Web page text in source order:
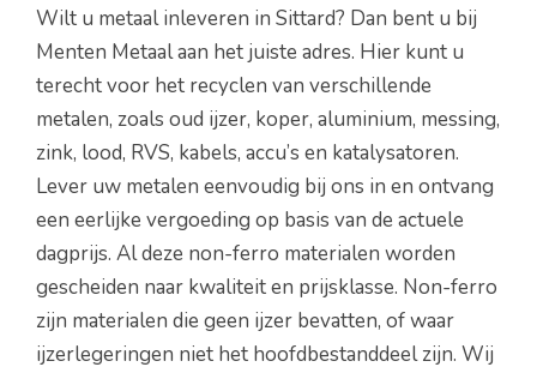
Wilt u metaal inleveren in Sittard? Dan bent u bij
Menten Metaal aan het juiste adres. Hier kunt u
terecht voor het recyclen van verschillende
metalen, zoals oud ijzer, koper, aluminium, messing,
zink, lood, RVS, kabels, accu’s en katalysatoren.
Lever uw metalen eenvoudig bij ons in en ontvang
een eerlijke vergoeding op basis van de actuele
dagprijs. Al deze non-ferro materialen worden
gescheiden naar kwaliteit en prijsklasse. Non-ferro
zijn materialen die geen ijzer bevatten, of waar
ijzerlegeringen niet het hoofdbestanddeel zijn. Wij